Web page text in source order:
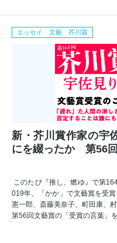
エッセイ 文藝 芥川賞
新・芥川賞作家の宇
にを綴ったか 第56回
このたび『推し、燃ゆ』で第
019年、「かか」で文藝賞を受
憲一郎、斎藤美奈子、町田康、
第56回文藝賞の「受賞の言葉」